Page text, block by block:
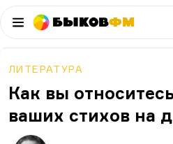
БыковФМ
ЛИТЕРАТУРА
Как вы
ваших стихов на